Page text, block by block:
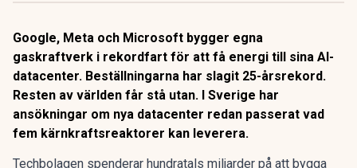
Google, Meta och Microsoft bygger egna
gaskraftverk i rekordfart för att få energi till sina AI-
datacenter. Beställningarna har slagit 25-årsrekord.
Resten av världen får stå utan. I Sverige har
ansökningar om nya datacenter redan passerat vad
fem kärnkraftsreaktorer kan leverera.
Techbolagen spenderar hundratals miljarder på att bygga